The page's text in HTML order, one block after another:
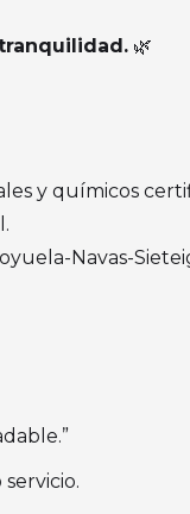
🌿
y químicos
Navas-